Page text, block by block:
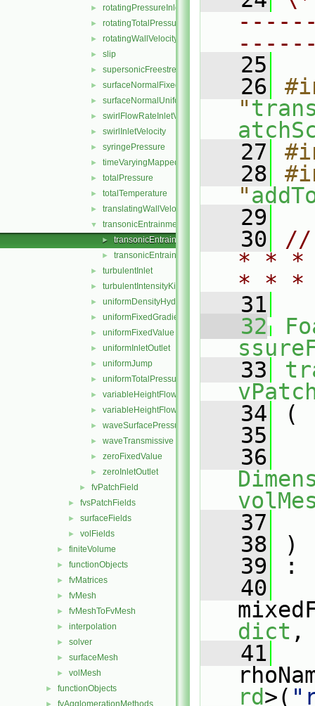
► rotatingPressureInletOutletVelocity
► rotatingTotalPressure
► rotatingWallVelocity
► slip
► supersonicFreestream
► surfaceNormalFixedValue
► surfaceNormalUniformFixedValue
► swirlFlowRateInletVelocity
► swirlInletVelocity
► syringePressure
► timeVaryingMappedFixedValue
► totalPressure
► totalTemperature
► translatingWallVelocity
▼ transonicEntrainmentPressure
► transonicEntrainmentPressureFvPatchScalarField.C
► transonicEntrainmentPressureFvPatchScalarField.H
► turbulentInlet
► turbulentIntensityKineticEnergyInlet
► uniformDensityHydrostaticPressure
► uniformFixedGradient
► uniformFixedValue
► uniformInletOutlet
► uniformJump
► uniformTotalPressure
► variableHeightFlowRate
► variableHeightFlowRateInletVelocity
► waveSurfacePressure
► waveTransmissive
► zeroFixedValue
► zeroInletOutlet
► fvPatchField
► fvsPatchFields
► surfaceFields
► volFields
► finiteVolume
► functionObjects
► fvMatrices
► fvMesh
► fvMeshToFvMesh
► interpolation
► solver
► surfaceMesh
► volMesh
► functionObjects
fvAgglomerationMethods
   25
   26
"
   27
   28
"
   29
   30
//
* * *
* *
   31
   32
   33
   34
(
   35
   36
   37
   38
)
   39
:
   40
dict ,
   41
rd>(